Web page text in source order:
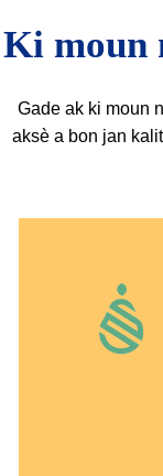
Ki moun
Gade ak ki moun
aksè a bon jan